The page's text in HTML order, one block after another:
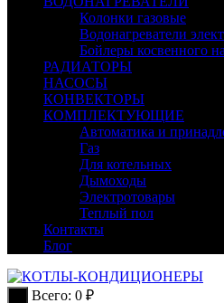
Колонки газовые
Водонагреватели
Бойлеры косвенного
РАДИАТОРЫ
НАСОСЫ
КОНВЕКТОРЫ
КОМПЛЕКТУЮЩИЕ
Автоматика и
Газ
Для котельных
Дымоходы
Электротовары
Теплый пол
Контакты
Блог
Всего: 0 ₽